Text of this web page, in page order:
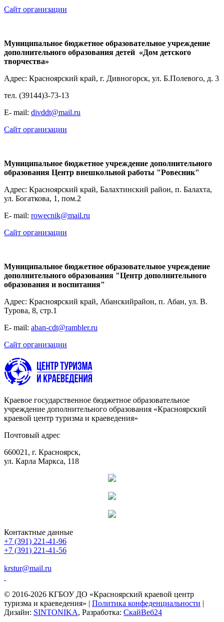
Сайт организации
Муниципальное бюджетное образовательное учреждение
дополнительного образования детей «Дом детского
творчества»
Адрес: Красноярский край, г. Дивногорск, ул. Б.Полевого, д. 3
тел. (39144)3-73-13
E- mail: divddt@mail.ru
Сайт организации
Муниципальное бюджетное учреждение дополнительного
образования Центр внешкольной работы "Ровесник"
Адрес: Красноярский край, Балахтинский район, п. Балахта,
ул. Богаткова, 1, пом.2
E- mail: rowecnik@mail.ru
Сайт организации
Муниципальное бюджетное образовательное учреждение
дополнительного образования "Центр дополнительного
образования и воспитания"
Адрес: Красноярский край, Абанскийрайон, п. Абан, ул. В.
Турова, 8, стр.1
E- mail: aban-cdt@rambler.ru
Сайт организации
Краевое государственное бюджетное образовательное
учреждение дополнительного образования «Красноярский
краевой центр туризма и краеведения»
Почтовый адрес
660021, г. Красноярск,
ул. Карла Маркса, 118
Контактные данные
+7 (391) 221-41-96
+7 (391) 221-41-56
krstur@mail.ru
© 2016-2026 КГБОУ ДО «Красноярский краевой центр
туризма и краеведения» | Политика конфеденциальности |
Дизайн: SINTONIKA, Разработка: СкайВеб24